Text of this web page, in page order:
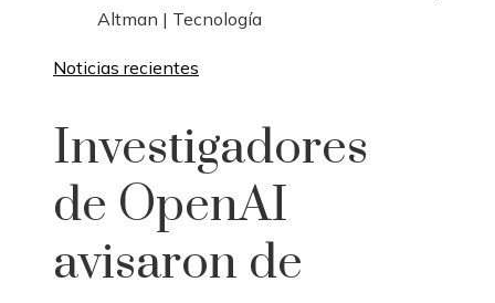
Altman | Tecnología
Noticias recientes
Investigadores
de OpenAI
avisaron de